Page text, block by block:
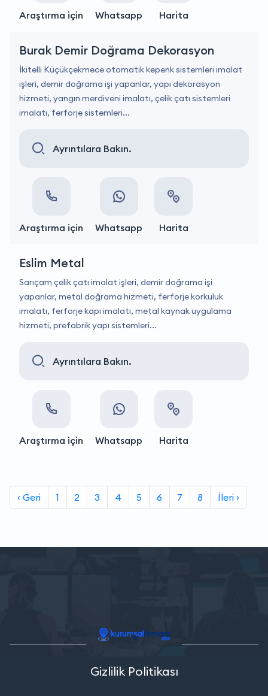
Araştırma için Whatsapp Harita
Burak Demir Doğrama Dekorasyon
İkitelli Küçükçekmece otomatik kepenk sistemleri imalat
işleri, demir doğrama işi yapanlar, yapı dekorasyon
hizmeti, yangın merdiveni imalatı, çelik çatı sistemleri
imalatı, ferforje sistemleri...
Ayrıntılara Bakın.
Araştırma için Whatsapp Harita
Eslim Metal
Sarıçam çelik çatı imalat işleri, demir doğrama işi
yapanlar, metal doğrama hizmeti, ferforje korkuluk
imalatı, ferforje kapı imalatı, metal kaynak uygulama
hizmeti, prefabrik yapı sistemleri...
Ayrıntılara Bakın.
Araştırma için Whatsapp Harita
‹ Geri 1 2 3 4 5 6 7 8 İleri ›
Gizlilik Politikası